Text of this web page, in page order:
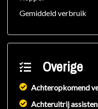
Gemiddeld verbruik
Overige
Achteropkomend
Achteruitrij